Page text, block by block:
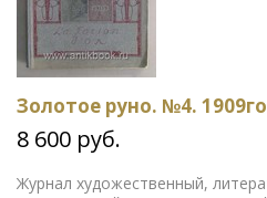
Золотое руно. №4.
8 600 руб.
Журнал художественный,